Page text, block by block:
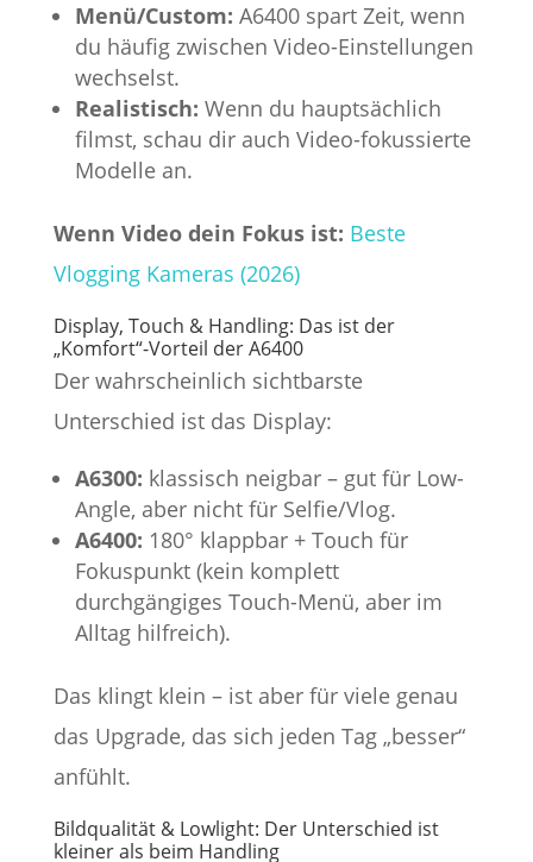
Menü/Custom: A6400 spart Zeit, wenn
du häufig zwischen Video-Einstellungen
wechselst.
Realistisch: Wenn du hauptsächlich
filmst, schau dir auch Video-fokussierte
Modelle an.
Wenn Video dein Fokus ist: Beste
Vlogging Kameras (2026)
Display, Touch & Handling: Das ist der
„Komfort“-Vorteil der A6400
Der wahrscheinlich sichtbarste
Unterschied ist das Display:
A6300: klassisch neigbar – gut für Low-
Angle, aber nicht für Selfie/Vlog.
A6400: 180° klappbar + Touch für
Fokuspunkt (kein komplett
durchgängiges Touch-Menü, aber im
Alltag hilfreich).
Das klingt klein – ist aber für viele genau
das Upgrade, das sich jeden Tag „besser“
anfühlt.
Bildqualität & Lowlight: Der Unterschied ist
kleiner als beim Handling